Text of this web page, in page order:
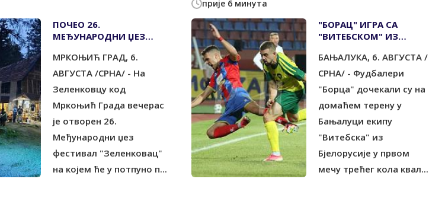
ПОЧЕО 26.
МЕЂУНАРОДНИ ЏЕЗ
ЗЕЛЕНКОВЦУ
МРКОЊИЋ ГРАД, 6.
АВГУСТА /СРНА/ - На
Зеленковцу код
Мркоњић Града вечерас
је отворен 26.
Међународни џез
фестивал "Зеленковац"
на којем ће у потпуно п...
прије 6 минута
"БОРАЦ" ИГРА СА
"ВИТЕБСКОМ" ИЗ
БАЊАЛУКА, 6. АВГУСТА /
СРНА/ - Фудбалери
"Борца" дочекали су на
домаћем терену у
Бањалуци екипу
"Витебска" из
Бјелорусије у првом
мечу трећег кола квал...